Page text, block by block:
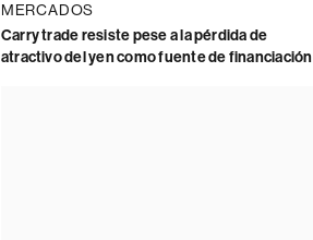
MERCADOS
Carry trade resiste pese a la pérdida de
atractivo del yen como fuente de financiación